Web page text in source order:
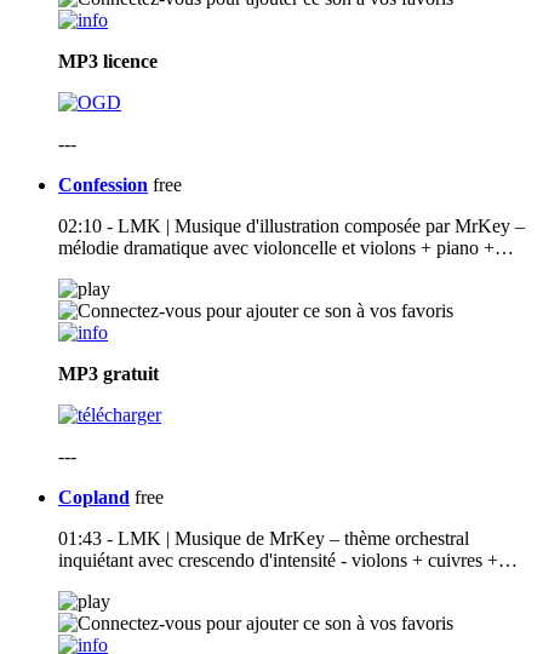
MP3 licence
---
Confession free
02:10 - LMK | Musique d'illustration composée par MrKey –
mélodie dramatique avec violoncelle et violons + piano +…
MP3 gratuit
---
Copland free
01:43 - LMK | Musique de MrKey – thème orchestral
inquiétant avec crescendo d'intensité - violons + cuivres +…